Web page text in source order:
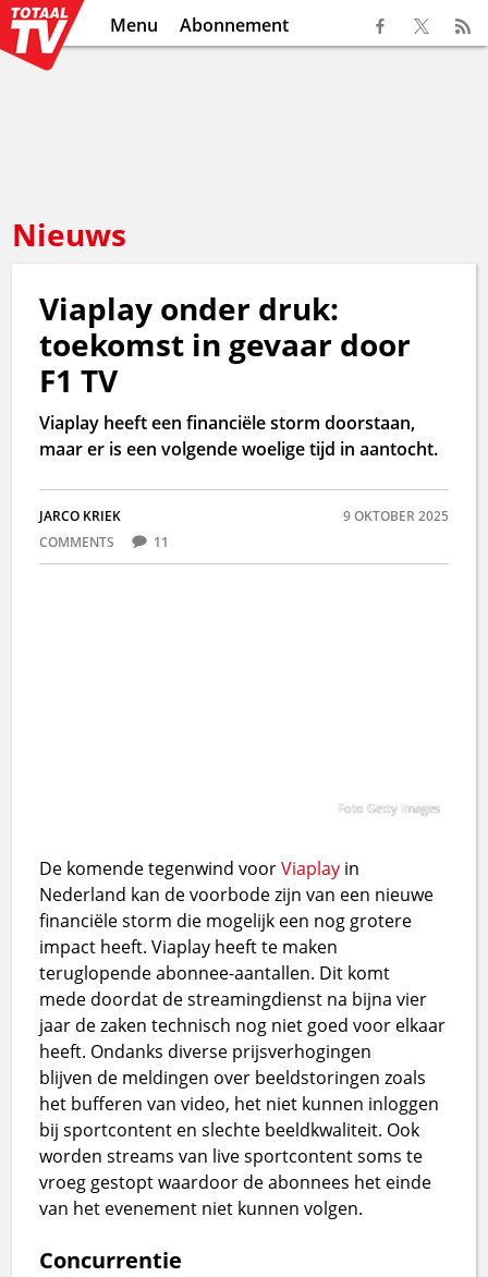
Menu Abonnement
Nieuws
Viaplay onder druk:
toekomst in gevaar door
F1 TV
Viaplay heeft een financiële storm doorstaan,
maar er is een volgende woelige tijd in aantocht.
JARCO KRIEK
9 OKTOBER 2025
COMMENTS
11
Foto Getty Images
De komende tegenwind voorViaplay in
Nederland kan de voorbode zijn van een nieuwe
financiële storm die mogelijk een nog grotere
impact heeft. Viaplay heeft te maken
teruglopende abonnee-aantallen. Dit komt
mede doordat de streamingdienst na bijna vier
jaar de zaken technisch nog niet goed voor elkaar
heeft. Ondanks diverse prijsverhogingen
blijven de meldingen over beeldstoringen zoals
het bufferen van video, het niet kunnen inloggen
bij sportcontent en slechte beeldkwaliteit. Ook
worden streams van live sportcontent soms te
vroeg gestopt waardoor de abonnees het einde
van het evenement niet kunnen volgen.
Concurrentie